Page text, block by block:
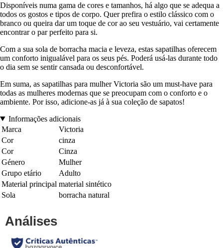
Disponíveis numa gama de cores e tamanhos, há algo que se adequa a
todos os gostos e tipos de corpo. Quer prefira o estilo clássico com o
branco ou queira dar um toque de cor ao seu vestuário, vai certamente
encontrar o par perfeito para si.
Com a sua sola de borracha macia e leveza, estas sapatilhas oferecem
um conforto inigualável para os seus pés. Poderá usá-las durante todo
o dia sem se sentir cansada ou desconfortável.
Em suma, as sapatilhas para mulher Victoria são um must-have para
todas as mulheres modernas que se preocupam com o conforto e o
ambiente. Por isso, adicione-as já à sua coleção de sapatos!
Informações adicionais
Marca
Victoria
Cor
cinza
Cor
Cinza
Género
Mulher
Grupo etário
Adulto
Material principal material sintético
Sola
borracha natural